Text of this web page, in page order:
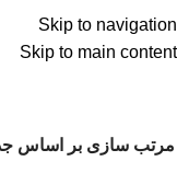
Skip to navigation
Skip to main content
درسته گرون